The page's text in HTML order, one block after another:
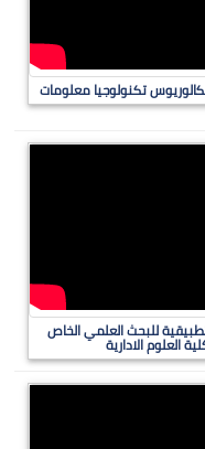
تكنولوجيا معلومات
للبحث العلمي الخاص
العلوم الادارية